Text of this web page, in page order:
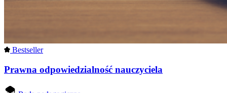
Bestseller
Prawna odpowiedzialność nauczyciela